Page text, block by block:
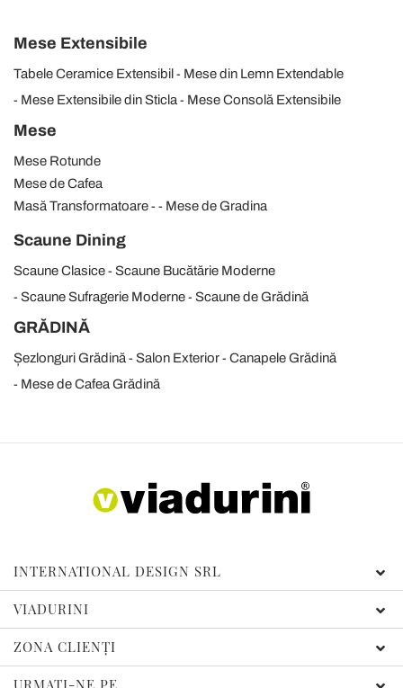
Mese Extensibile
Tabele Ceramice Extensibil
Mese din Lemn Extendable
Mese Extensibile din Sticla
Mese Consolă Extensibile
Mese
Mese Rotunde
Mese de Cafea
Masă Transformatoare
Mese de Gradina
Scaune Dining
Scaune Clasice
Scaune Bucătărie Moderne
Scaune Sufragerie Moderne
Scaune de Grădină
GRĂDINĂ
Șezlonguri Grădină Salon Exterior
Canapele Grădină
Mese de Cafea Grădină
INTERNATIONAL DESIGN SRL
VIADURINI
ZONA CLIENȚI